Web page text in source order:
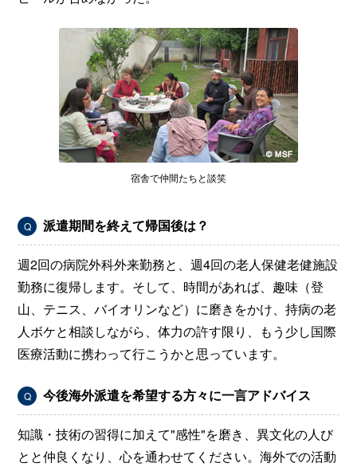
宿舎で仲間たちと談笑
Q 派遣期間を終えて帰国後は？
週2回の病院外科外来勤務と、週4回の老人保健老健施設
勤務に復帰します。そして、時間があれば、趣味（登
山、テニス、バイオリンなど）に磨きをかけ、持病の老
人ボケと相談しながら、体力の許す限り、もう少し国際
医療活動に携わって行こうかと思っています。
Q 今後海外派遣を希望する方々に一言アドバイス
知識・技術の習得に加えて"感性"を磨き、異文化の人び
とと仲良くなり、心を通わせてください。海外での活動